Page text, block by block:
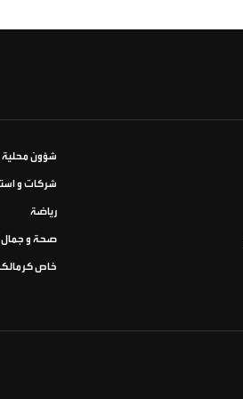
شؤون محلية
شركات و
رياضة
صحة و جمال
خاص